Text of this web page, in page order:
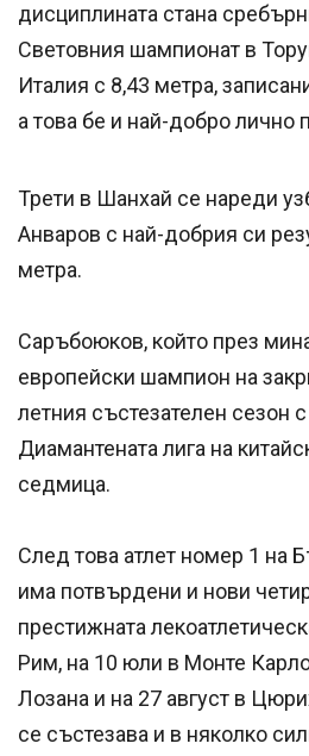
дисциплината стана
Световния шампионат в
Италия с 8,43 метра,
а това бе и най-добро лично
Трети в Шанхай се нареди
Анваров с най-добрия си
метра.
Саръбоюков, който през
европейски шампион на
летния състезателен сезон
Диамантената лига на
седмица.
След това атлет номер 1 на
има потвърдени и нови
престижната
Рим, на 10 юли в Монте
Лозана и на 27 август в
се състезава и в няколко